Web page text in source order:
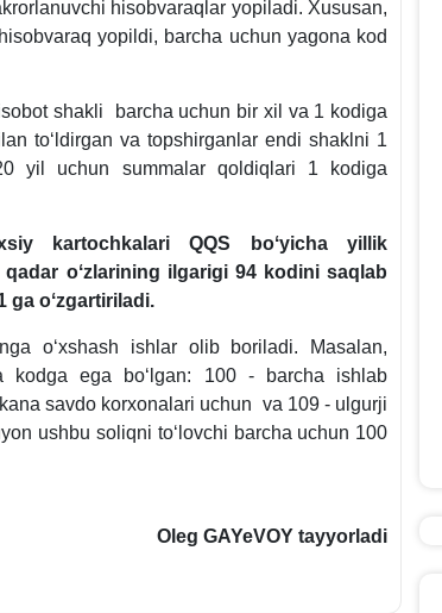
hisobvaraqlar yopiladi. Xususan,
yopildi, barcha uchun yagona kod
shakli barcha uchun bir хil va 1 kodiga
toʻldirgan va topshirganlar endi shaklni 1
yil uchun summalar qoldiqlari 1 kodiga
kartochkalari QQS boʻyicha yillik
oʻzlarining ilgarigi 94 kodini saqlab
ga oʻzgartiriladi.
oʻхshash ishlar olib boriladi. Masalan,
kodga ega boʻlgan: 100 - barcha ishlab
savdo korхonalari uchun va 109 - ulgurji
ushbu soliqni toʻlovchi barcha uchun 100
Oleg GAYeVOY tayyorladi